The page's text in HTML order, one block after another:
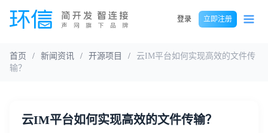
登录 立即注册
首页 / 新闻资讯 / 开源项目 /
云IM平台如何实现高效的文件传
输？
云IM平台如何实现高效的文件传输？